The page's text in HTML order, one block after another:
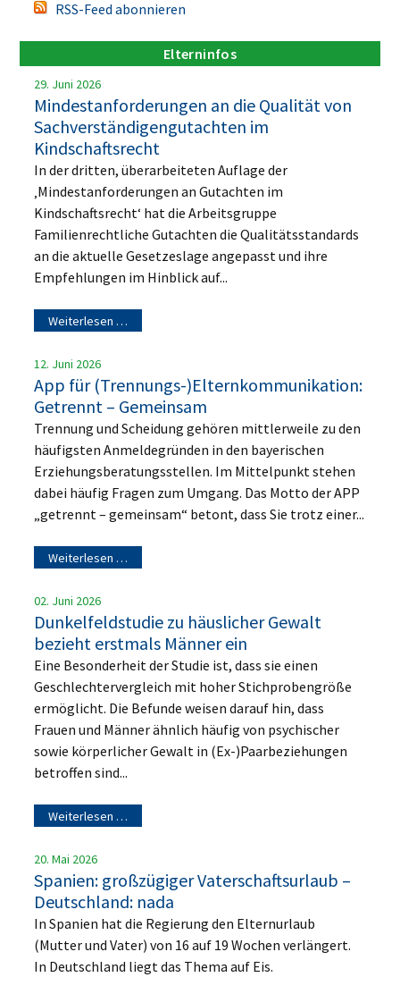
RSS-Feed abonnieren
Elterninfos
29. Juni 2026
Mindestanforderungen an die Qualität von
Sachverständigengutachten im
Kindschaftsrecht
In der dritten, überarbeiteten Auflage der
‚Mindestanforderungen an Gutachten im
Kindschaftsrecht‘ hat die Arbeitsgruppe
Familienrechtliche Gutachten die Qualitätsstandards
an die aktuelle Gesetzeslage angepasst und ihre
Empfehlungen im Hinblick auf...
Weiterlesen …
12. Juni 2026
App für (Trennungs-)Elternkommunikation:
Getrennt – Gemeinsam
Trennung und Scheidung gehören mittlerweile zu den
häufigsten Anmeldegründen in den bayerischen
Erziehungsberatungsstellen. Im Mittelpunkt stehen
dabei häufig Fragen zum Umgang. Das Motto der APP
„getrennt – gemeinsam“ betont, dass Sie trotz einer...
Weiterlesen …
02. Juni 2026
Dunkelfeldstudie zu häuslicher Gewalt
bezieht erstmals Männer ein
Eine Besonderheit der Studie ist, dass sie einen
Geschlechtervergleich mit hoher Stichprobengröße
ermöglicht. Die Befunde weisen darauf hin, dass
Frauen und Männer ähnlich häufig von psychischer
sowie körperlicher Gewalt in (Ex-)Paarbeziehungen
betroffen sind...
Weiterlesen …
20. Mai 2026
Spanien: großzügiger Vaterschaftsurlaub –
Deutschland: nada
In Spanien hat die Regierung den Elternurlaub
(Mutter und Vater) von 16 auf 19 Wochen verlängert.
In Deutschland liegt das Thema auf Eis.